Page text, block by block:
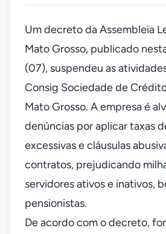
Um decreto da Assembleia
Mato Grosso, publicado
(07), suspendeu as
Consig Sociedade de
Mato Grosso. A empresa é
denúncias por aplicar taxas
excessivas e cláusulas
contratos, prejudicando
servidores ativos e inativos,
pensionistas.
De acordo com o decreto,